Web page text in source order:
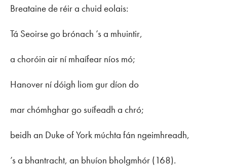
Breataine de réir a chuid eolais:
Tá Seoirse go brónach ’s a mhuintir,
a choróin air ní mhaífear níos mó;
Hanover ní dóigh liom gur díon do
mar chómhghar go suífeadh a chró;
beidh an Duke of York múchta fán ngeimhreadh,
’s a bhantracht, an bhuíon bholgmhór (168).